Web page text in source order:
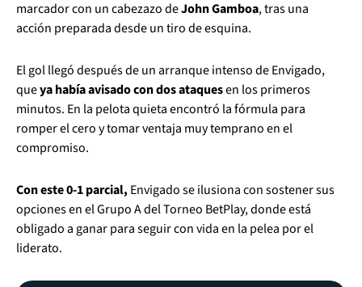
marcador con un cabezazo deJohn Gamboa, tras una
acción preparada desde un tiro de esquina.
El gol llegó después de un arranque intenso de Envigado,
queya había avisado con dos ataquesen los primeros
minutos. En la pelota quieta encontró la fórmula para
romper el cero y tomar ventaja muy temprano en el
compromiso.
Con este 0-1 parcial, Envigado se ilusiona con sostener sus
opciones en el Grupo A del Torneo BetPlay, donde está
obligado a ganar para seguir con vida en la pelea por el
liderato.